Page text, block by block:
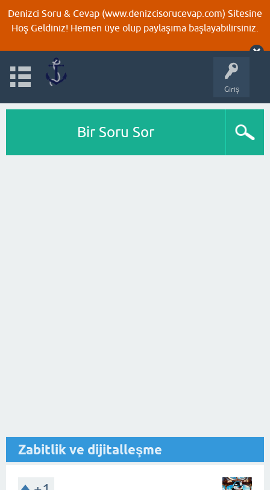
Denizci Soru & Cevap (www.denizcisorucevap.com) Sitesine
Hoş Geldiniz! Hemen üye olup paylaşıma başlayabilirsiniz.
Giriş
Bir Soru Sor
Zabitlik ve dijitalleşme